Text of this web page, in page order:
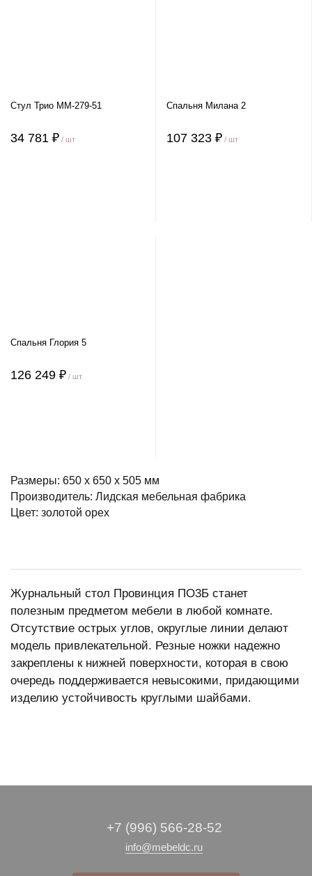
Стул Трио ММ-279-51
34 781 ₽ / шт
Спальня Милана 2
107 323 ₽ / шт
Спальня Глория 5
126 249 ₽ / шт
Размеры: 650 x 650 x 505 мм
Производитель: Лидская мебельная фабрика
Цвет: золотой орех
Журнальный стол Провинция ПО3Б станет
полезным предметом мебели в любой комнате.
Отсутствие острых углов, округлые линии делают
модель привлекательной. Резные ножки надежно
закреплены к нижней поверхности, которая в свою
очередь поддерживается невысокими, придающими
изделию устойчивость круглыми шайбами.
+7 (996) 566-28-52
info@mebeldc.ru